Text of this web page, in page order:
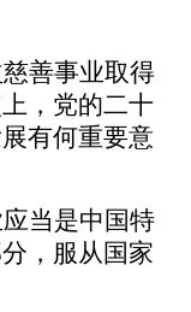
善事业取得
，党的二十
有何重要意
当是中国特
，服从国家